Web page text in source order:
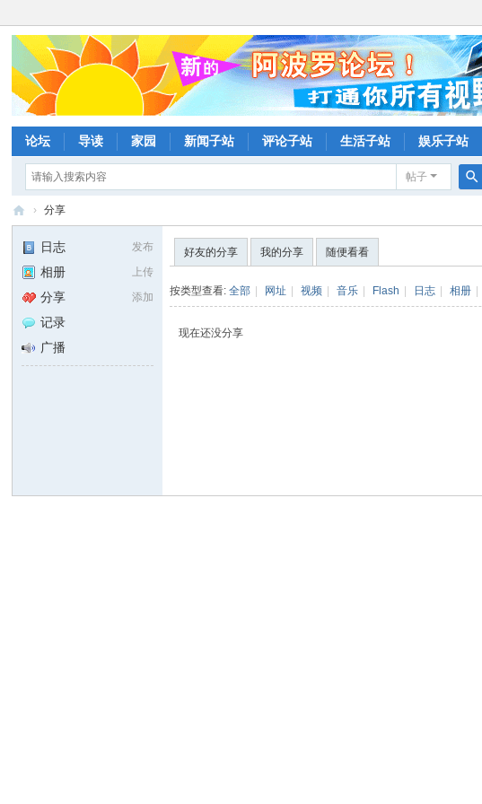
论坛 导读 家园 新闻子站 评论子站 生活子站 娱乐子站
帖子
索
坛
› 分享
发布
日志
上传
相册
添加
分享
记录
广播
好友的分享 我的分享 随便看看
按类型查看:全部 网址 视频 音乐 Flash 日志 相册
现在还没分享